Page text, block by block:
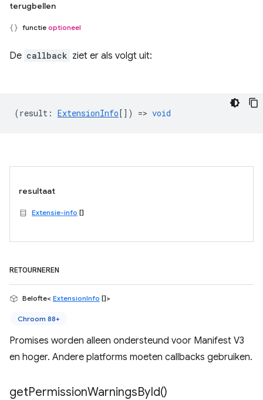
terugbellen
functie optioneel
De callback ziet er als volgt uit:
(result : ExtensionInfo[]) => void
resultaat
Extensie-info []
RETOURNEREN
Belofte< ExtensionInfo []>
Chroom 88+
Promises worden alleen ondersteund voor Manifest V3
en hoger. Andere platforms moeten callbacks gebruiken.
getPermissionWarningsById()